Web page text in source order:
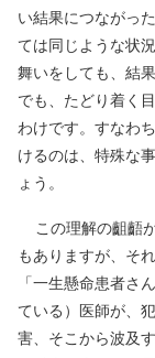
い結果につながっ
ては同じような状
舞いをしても、結
でも、たどり着く
わけです。すなわ
けるのは、特殊な
ょう。
この理解の齟齬
もありますが、そ
「一生懸命患者さ
ている）医師が、
害、そこから波及